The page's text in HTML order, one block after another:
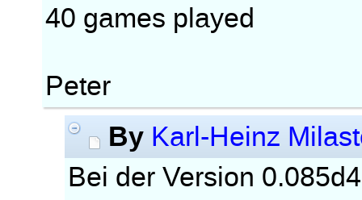
40 games played
Peter
By Karl-Heinz
Bei der Version